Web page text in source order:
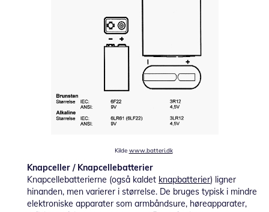
Kilde www.batteri.dk
Knapceller / Knapcellebatterier
Knapcellebatterierne (også kaldet knapbatterier) ligner
hinanden, men varierer i størrelse. De bruges typisk i mindre
elektroniske apparater som armbåndsure, høreapparater,